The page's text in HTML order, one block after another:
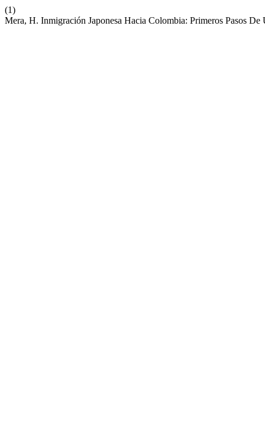
(1)
Mera, H. Inmigración Japonesa Hacia Colombia: Primeros Pasos